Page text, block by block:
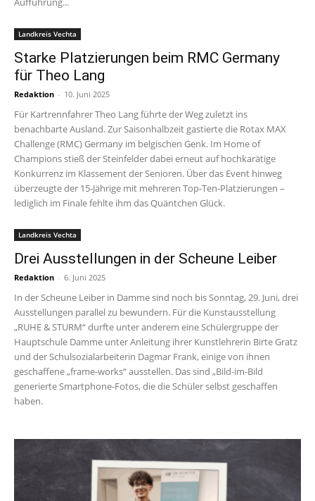
Landkreis Vechta
Starke Platzierungen beim RMC Germany
für Theo Lang
Redaktion - 10. Juni 2025
Für Kartrennfahrer Theo Lang führte der Weg zuletzt ins
benachbarte Ausland. Zur Saisonhalbzeit gastierte die Rotax MAX
Challenge (RMC) Germany im belgischen Genk. Im Home of
Champions stieß der Steinfelder dabei erneut auf hochkarätige
Konkurrenz im Klassement der Senioren. Über das Event hinweg
überzeugte der 15-Jährige mit mehreren Top-Ten-Platzierungen –
lediglich im Finale fehlte ihm das Quäntchen Glück.
Landkreis Vechta
Drei Ausstellungen in der Scheune Leiber
Redaktion - 6. Juni 2025
In der Scheune Leiber in Damme sind noch bis Sonntag, 29. Juni, drei
Ausstellungen parallel zu bewundern. Für die Kunstausstellung
„RUHE & STURM“ durfte unter anderem eine Schülergruppe der
Hauptschule Damme unter Anleitung ihrer Kunstlehrerin Birte Gratz
und der Schulsozialarbeiterin Dagmar Frank, einige von ihnen
geschaffene „frame-works“ ausstellen. Das sind „Bild-im-Bild
generierte Smartphone-Fotos, die die Schüler selbst geschaffen
haben.